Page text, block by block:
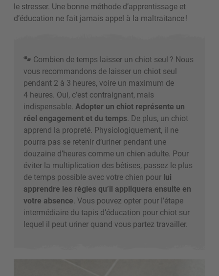
le stresser. Une bonne méthode d’apprentissage et
d’éducation ne fait jamais appel à la maltraitance !
🐾 Combien de temps laisser un chiot seul ? Nous
vous recommandons de laisser un chiot seul
pendant 2 à 3 heures, voire un maximum de
4 heures. Oui, c’est contraignant, mais
indispensable. Adopter un chiot représente un
réel engagement et du temps. De plus, un chiot
apprend la propreté. Physiologiquement, il ne
pourra pas se retenir d’uriner pendant une
douzaine d’heures comme un chien adulte. Pour
éviter la multiplication des bêtises, passez le plus
de temps possible avec votre chien pour lui
apprendre les règles qu’il appliquera ensuite en
votre absence. Vous pouvez opter pour l’étape
intermédiaire du tapis d’éducation pour chiot sur
lequel il peut uriner quand vous partez travailler.